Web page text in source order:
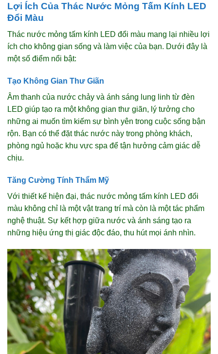
Lợi Ích Của Thác Nước Mỏng Tấm Kính LED
Đổi Màu
Thác nước mỏng tấm kính LED đổi màu mang lại nhiều lợi
ích cho không gian sống và làm việc của bạn. Dưới đây là
một số điểm nổi bật:
Tạo Không Gian Thư Giãn
Âm thanh của nước chảy và ánh sáng lung linh từ đèn
LED giúp tạo ra một không gian thư giãn, lý tưởng cho
những ai muốn tìm kiếm sự bình yên trong cuộc sống bận
rộn. Bạn có thể đặt thác nước này trong phòng khách,
phòng ngủ hoặc khu vực spa để tận hưởng cảm giác dễ
chịu.
Tăng Cường Tính Thẩm Mỹ
Với thiết kế hiện đại, thác nước mỏng tấm kính LED đổi
màu không chỉ là một vật trang trí mà còn là một tác phẩm
nghệ thuật. Sự kết hợp giữa nước và ánh sáng tạo ra
những hiệu ứng thị giác độc đáo, thu hút mọi ánh nhìn.